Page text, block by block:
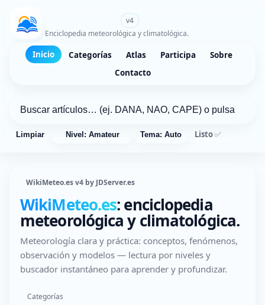
v4
Enciclopedia meteorológica y climatológica.
Inicio Categorías Atlas Participa
Sobre
Contacto
Limpiar Nivel: Amateur Tema: Auto Listo ✅
WikiMeteo.es v4 by JDServer.es
WikiMeteo.es: enciclopedia
meteorológica y climatológica.
Meteorología clara y práctica: conceptos, fenómenos,
observación y modelos — lectura por niveles y
buscador instantáneo para aprender y profundizar.
Categorías